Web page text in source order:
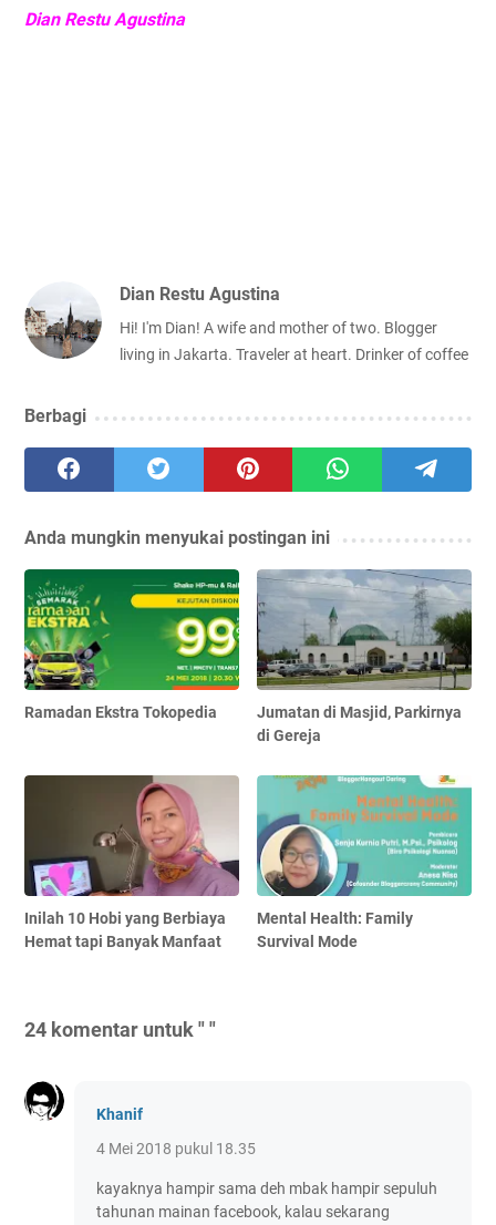
Dian Restu Agustina
Dian Restu Agustina
Hi! I'm Dian! A wife and mother of two. Blogger
living in Jakarta. Traveler at heart. Drinker of coffee
Berbagi
Anda mungkin menyukai postingan ini
Ramadan Ekstra Tokopedia
Jumatan di Masjid, Parkirnya
di Gereja
Inilah 10 Hobi yang Berbiaya
Hemat tapi Banyak Manfaat
Mental Health: Family
Survival Mode
24 komentar untuk " "
Khanif
4 Mei 2018 pukul 18.35
kayaknya hampir sama deh mbak hampir sepuluh
tahunan mainan facebook, kalau sekarang